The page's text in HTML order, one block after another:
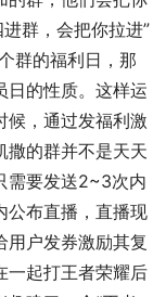
群，会把你拉进”
群的福利日，那
日的性质。这样运
候，通过发福利激
撒的群并不是天天
需要发送2~3次内
公布直播，直播现
用户发券激励其复
一起打王者荣耀后